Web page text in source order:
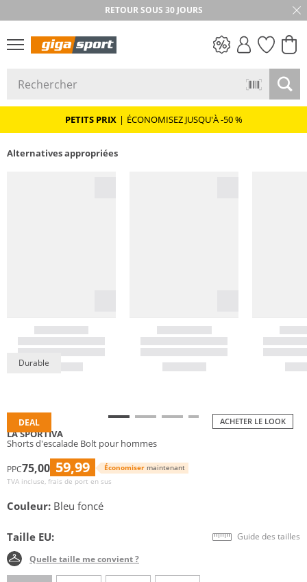
RETOUR SOUS 30 JOURS
PETITS PRIX | ÉCONOMISEZ JUSQU'À -50 %
Alternatives appropriées
ACHETER LE LOOK
DEAL
Durable
LA SPORTIVA
Shorts d'escalade Bolt pour hommes
PPC75,00 59,99 Économiser maintenant
TVA incluse, frais de port en sus
Couleur: Bleu foncé
Taille EU: Guide des tailles
Quelle taille me convient ?